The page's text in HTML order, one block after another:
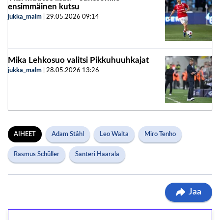
ensimmäinen kutsu
jukka_malm 29.05.2026 09:14
Mika Lehkosuo valitsi Pikkuhuuhkajat
jukka_malm 28.05.2026 13:26
AIHEET Adam Ståhl Leo Walta Miro Tenho
Rasmus Schüller Santeri Haarala
Jaa